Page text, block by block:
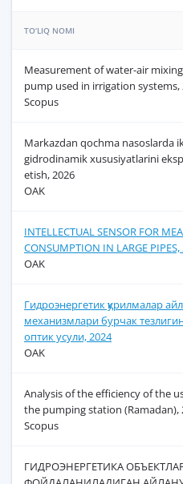
TO‘LIQ NOMI
Measurement of water-air
pump used in irrigation systems,
Scopus
Markazdan qochma nasoslarda
gidrodinamik xususiyatlarini
etish, 2026
OAK
INTELLECTUAL SENSOR FOR
CONSUMPTION IN LARGE PIPES,
OAK
Гидроэнeргeтик қурилмалар
мeханизмлари бурчак
оптик усули, 2024
OAK
Analysis of the efficiency of the
the pumping station (Ramadan),
Scopus
ГИДРОЭНEРГEТИКА